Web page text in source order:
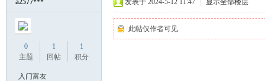
a2577***
0
主题
1
回帖
1
积分
入门富友
发表于 2024-5-12 11:47 显示全部楼层
此帖仅作者可见